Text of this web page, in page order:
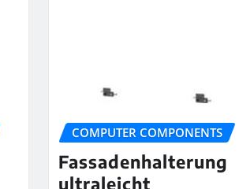
COMPUTER COMPONENTS
Fassadenhalterung
ultraleicht